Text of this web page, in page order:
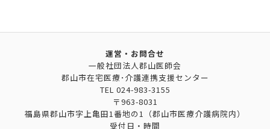
運営・お問合せ
一般社団法人郡山医師会
郡山市在宅医療･介護連携支援センター
TEL 024-983-3155
〒963-8031
福島県郡山市字上亀田1番地の1（郡山市医療介護病院内）
受付日・時間